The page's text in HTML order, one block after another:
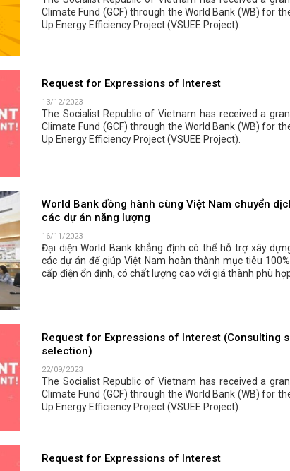
Climate Fund (GCF) through the World Bank (WB) for
Up Energy Efficiency Project (VSUEE Project).
Request for Expressions of Interest
13/12/2023
The Socialist Republic of Vietnam has received a
Climate Fund (GCF) through the World Bank (WB) for
Up Energy Efficiency Project (VSUEE Project).
World Bank đồng hành cùng Việt Nam chuyển
các dự án năng lượng
16/11/2023
Đại diện World Bank khẳng định có thể hỗ trợ xây
các dự án để giúp Việt Nam hoàn thành mục tiêu
cấp điện ổn định, có chất lượng cao với giá thành phù
Request for Expressions of Interest (Consulting
selection)
22/09/2023
The Socialist Republic of Vietnam has received a
Climate Fund (GCF) through the World Bank (WB) for
Up Energy Efficiency Project (VSUEE Project).
Request for Expressions of Interest